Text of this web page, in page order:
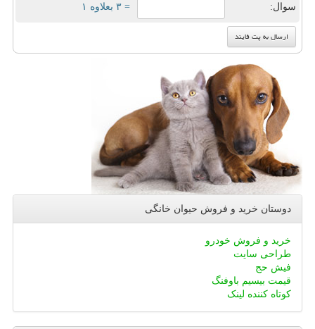
سوال: = ۳ بعلاوه ۱
دوستان خرید و فروش حیوان خانگی
خرید و فروش خودرو
طراحی سایت
فیش حج
قیمت بیسیم باوفنگ
کوتاه کننده لینک